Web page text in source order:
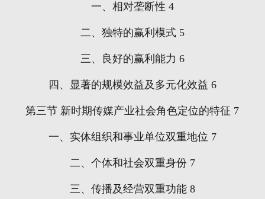
一、相对垄断性 4
二、独特的赢利模式5
三、良好的赢利能力 6
四、显著的规模效益及多元化效益 6
第三节 新时期传媒产业社会角色定位的特征 7
一、实体组织和事业单位双重地位 7
二、个体和社会双重身份7
三、传播及经营双重功能8